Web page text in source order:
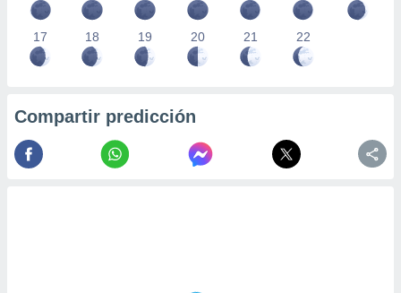
17 18 19 20 21 22
Compartir predicción